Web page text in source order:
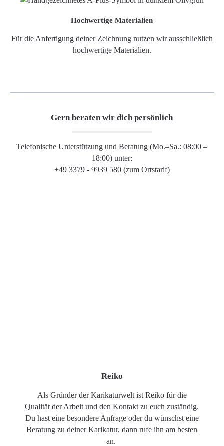
Hochwertige Materialien
Für die Anfertigung deiner Zeichnung nutzen wir ausschließlich
hochwertige Materialien.
Gern beraten wir dich persönlich
Telefonische Unterstützung und Beratung (Mo.–Sa.: 08:00 –
18:00) unter:
+49 3379 - 9939 580 (zum Ortstarif)
Reiko
Als Gründer der Karikaturwelt ist Reiko für die
Qualität der Arbeit und den Kontakt zu euch zuständig.
Du hast eine besondere Anfrage oder du wünschst eine
Beratung zu deiner Karikatur, dann rufe ihn am besten
an.